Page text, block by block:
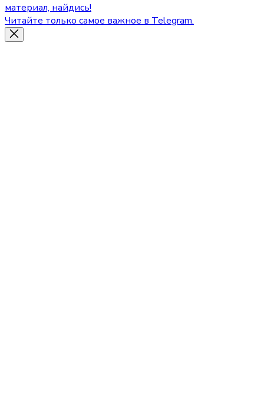
материал, найдись!
Читайте только самое важное в Telegram.